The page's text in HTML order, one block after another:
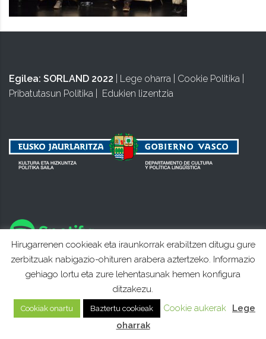
Egilea: SORLAND 2022 Lege oharra Cookie Politika
Pribatutasun Politika
Edukien lizentzia
Hirugarrenen cookieak eta iraunkorrak erabiltzen ditugu gure
zerbitzuak nabigazio-ohituren arabera aztertzeko. Informazio
gehiago lortu eta zure lehentasunak hemen konfigura
ditzakezu.
Cookiak onartu Baztertu cookieak Cookie aukerak
Lege
oharrak